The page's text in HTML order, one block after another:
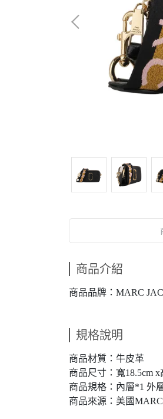
商品介紹
商品品牌：MARC
規格說明
商品材質：牛皮革
商品尺寸：寬18.5cm
商品規格：內層*1 外
商品來源：美國